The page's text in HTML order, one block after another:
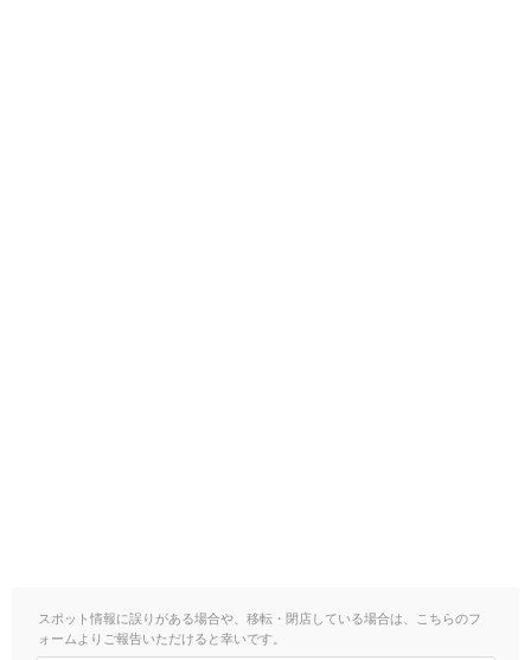
スポット情報に誤りがある場合や、移転・閉店している場合は、こちらのフ
ォームよりご報告いただけると幸いです。